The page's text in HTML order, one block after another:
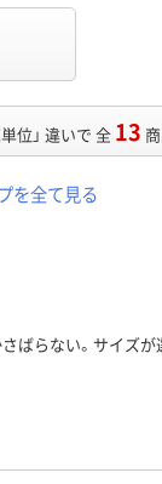
単位」 違いで 全 13
を全て見る
ばらない。サイズが